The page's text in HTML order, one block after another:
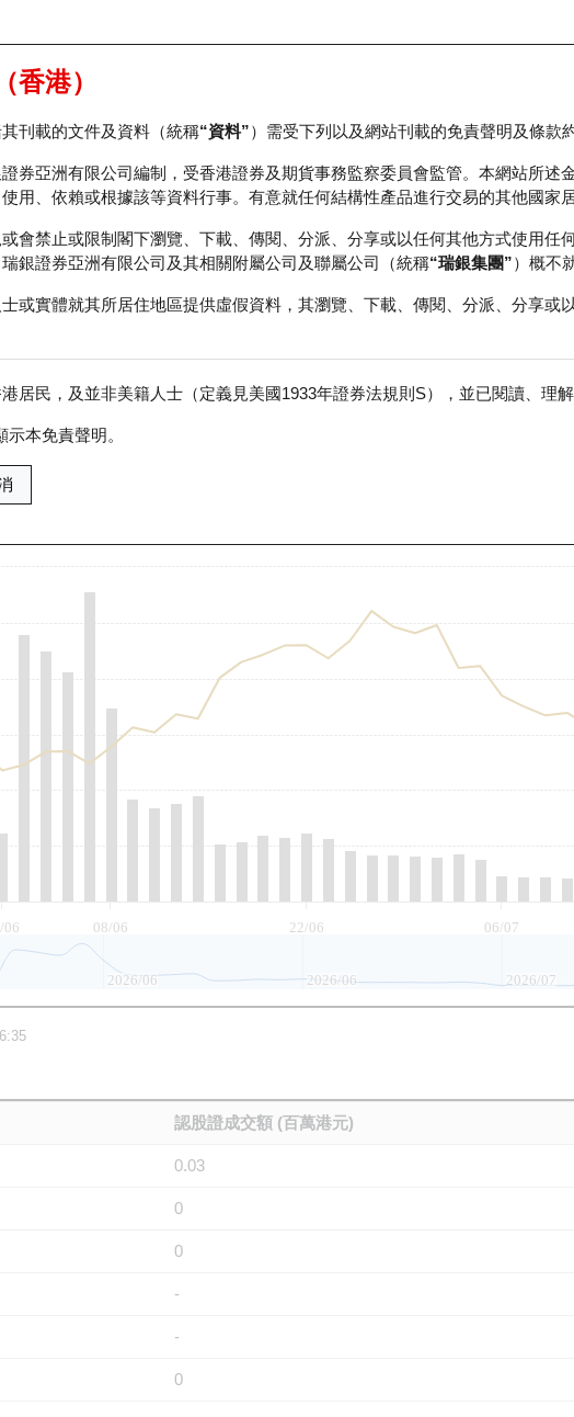
股指數產品 輪證市場統計 正股資料及市場統計 瑞銀輪證教室
香港）
刊載的文件及資料（統稱“資料”）需受下列以及網站刊載的免責聲明及條款約
券亞洲有限公司編制，受香港證券及期貨事務監察委員會監管。本網站所述
用、依賴或根據該等資料行事。有意就任何結構性產品進行交易的其他國家
會禁止或限制閣下瀏覽、下載、傳閱、分派、分享或以任何其他方式使用
銀證券亞洲有限公司及其相關附屬公司及聯屬公司（統稱“瑞銀集團”）概不
或實體就其所居住地區提供虛假資料，其瀏覽、下載、傳閱、分派、分享
居民，及並非美籍人士（定義見美國1933年證券法規則S），並已閱讀、理
本免責聲明。
析儀
比較
認購 1888 建滔積層板
資產價格 38.36
06 08/06 22/06 06/07
2026/06 2026/06 2026/07
認股證成交額 (百萬港元)
0.03
0
0
-
-
0